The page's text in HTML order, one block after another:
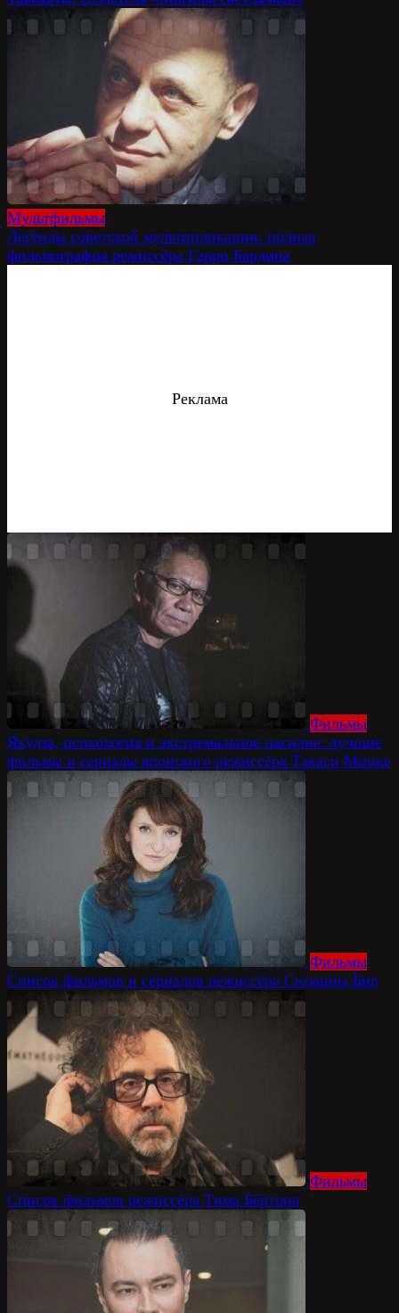
Мультфильмы
Легенды советской мультипликации: полная
фильмография режиссёра Гарри Бардина
Реклама
Фильмы
Якудза, психология и экстремальное насилие: лучшие
фильмы и сериалы японского режиссёра Такаси Миике
Фильмы
Список фильмов и сериалов режиссёра Сюзанны Бир
Фильмы
Список фильмов режиссёра Тима Бёртона